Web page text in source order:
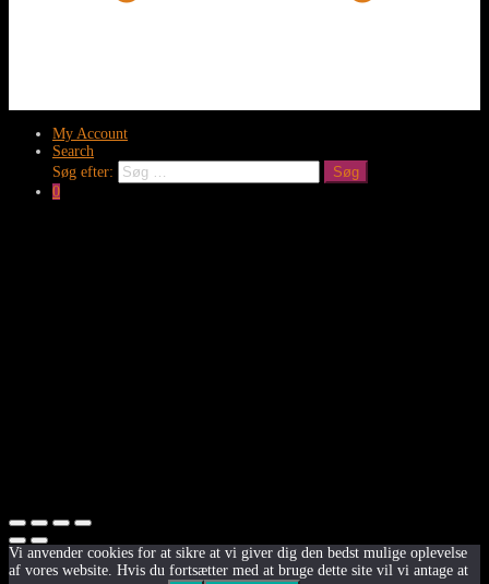
My Account
Search
Søg efter:
Søg
0
Vi anvender cookies for at sikre at vi giver dig den bedst mulige oplevelse
af vores website. Hvis du fortsætter med at bruge dette site vil vi antage at